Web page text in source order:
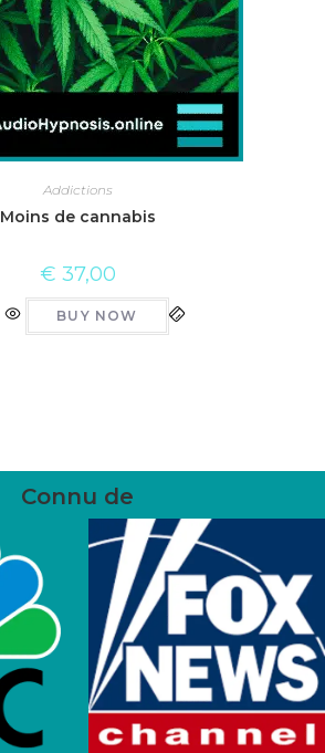
Addictions
Moins de cannabis
€ 37,00
BUY NOW
Connu de